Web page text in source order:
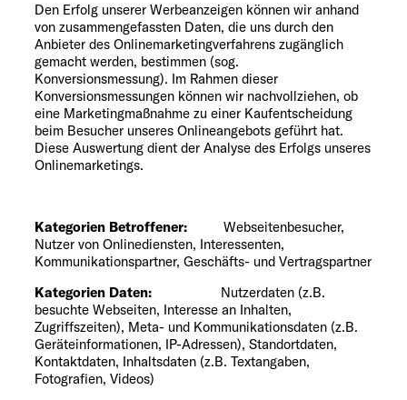
Den Erfolg unserer Werbeanzeigen können wir anhand
von zusammengefassten Daten, die uns durch den
Anbieter des Onlinemarketingverfahrens zugänglich
gemacht werden, bestimmen (sog.
Konversionsmessung). Im Rahmen dieser
Konversionsmessungen können wir nachvollziehen, ob
eine Marketingmaßnahme zu einer Kaufentscheidung
beim Besucher unseres Onlineangebots geführt hat.
Diese Auswertung dient der Analyse des Erfolgs unseres
Onlinemarketings.
Kategorien Betroffener: Webseitenbesucher,
Nutzer von Onlinediensten, Interessenten,
Kommunikationspartner, Geschäfts- und Vertragspartner
Kategorien Daten: Nutzerdaten (z.B.
besuchte Webseiten, Interesse an Inhalten,
Zugriffszeiten), Meta- und Kommunikationsdaten (z.B.
Geräteinformationen, IP-Adressen), Standortdaten,
Kontaktdaten, Inhaltsdaten (z.B. Textangaben,
Fotografien, Videos)